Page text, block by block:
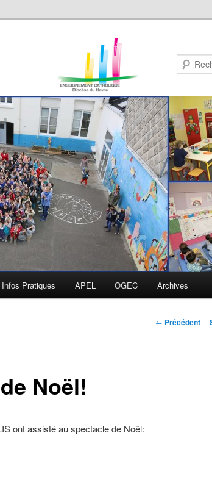
Infos Pratiques APEL OGEC Archives
← Précédent
Noël!
ont assisté au spectacle de Noël: